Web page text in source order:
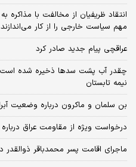
انتقاد ظریفیان از مخالفت با مذاکره
مهم سیاست خارجی را از کار می‌اندازند
عراقچی پیام جدید صادر کرد
چقدر آب پشت سدها ذخیره شده
نیمه تابستان
بن سلمان و ماکرون درباره وضعیت
درخواست ویژه از مقاومت عراق
ماجرای اقامت پسر محمدباقر ذوالقدر